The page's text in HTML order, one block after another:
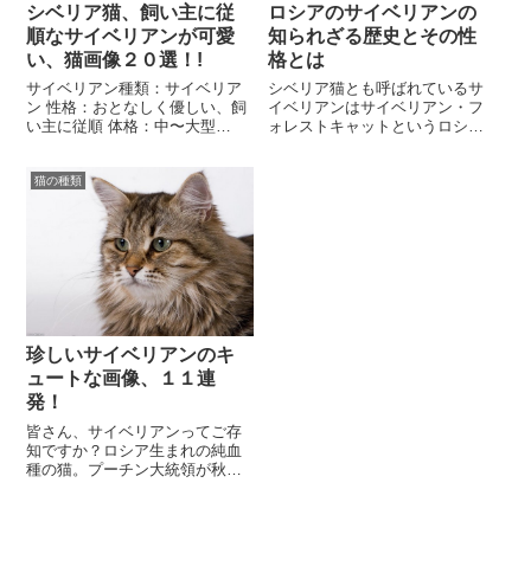
シベリア猫、飼い主に従
順なサイベリアンが可愛
い、猫画像２０選！!
サイベリアン種類：サイベリア
ン 性格：おとなしく優しい、飼
い主に従順 体格：中〜大型
ーク・レッドマッカレルタビー
＆ホワイトなど...
ロシアのサイベリアンの
知られざる歴史とその性
格とは
シベリア猫とも呼ばれているサ
イベリアンはサイベリアン・フ
ォレストキャットというロシア
猫の種類
珍しいサイベリアンのキ
ュートな画像、１１連
発！
皆さん、サイベリアンってご存
知ですか？ロシア生まれの純血
種の猫。プーチン大統領が秋田